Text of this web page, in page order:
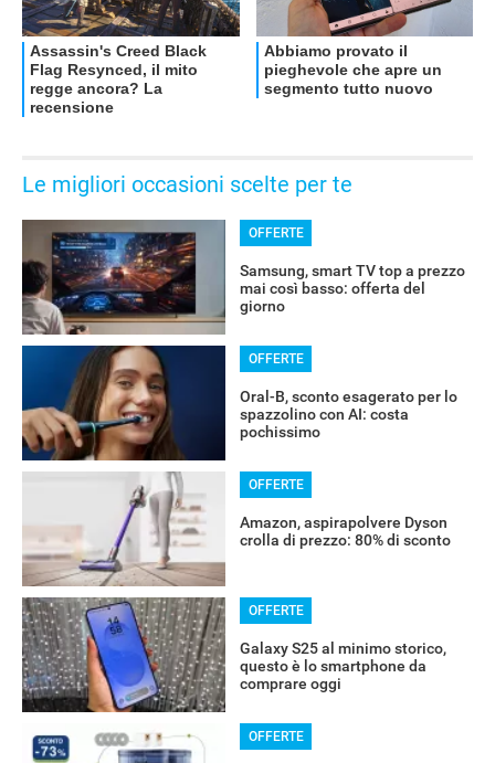
Le migliori occasioni scelte per te
OFFERTE
Samsung, smart TV top a prezzo
mai così basso: offerta del
giorno
OFFERTE
Oral-B, sconto esagerato per lo
spazzolino con AI: costa
pochissimo
OFFERTE
Amazon, aspirapolvere Dyson
crolla di prezzo: 80% di sconto
OFFERTE
Galaxy S25 al minimo storico,
questo è lo smartphone da
comprare oggi
OFFERTE